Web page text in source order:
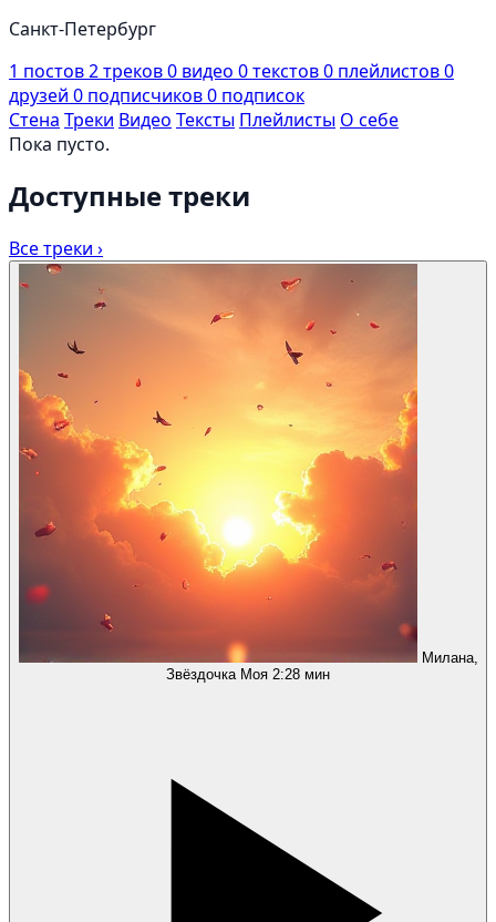
Санкт-Петербург
1 постов2треков0 видео 0текстов0 плейлистов0
друзей 0 подписчиков0 подписок
Стена Треки Видео Тексты Плейлисты О себе
Пока пусто.
Доступные треки
Все треки ›
Милана,
Звёздочка Моя 2:28 мин